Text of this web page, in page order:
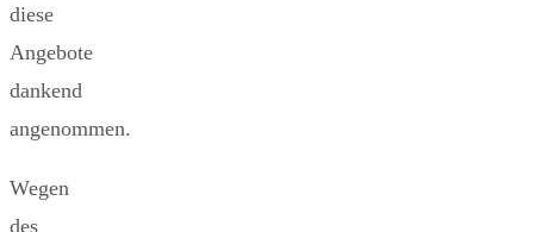
diese
Angebote
dankend
angenommen.
Wegen
des